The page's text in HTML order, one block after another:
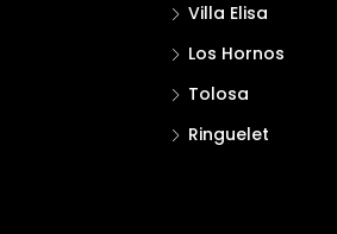
Villa Elisa
Los Hornos
Tolosa
Ringuelet